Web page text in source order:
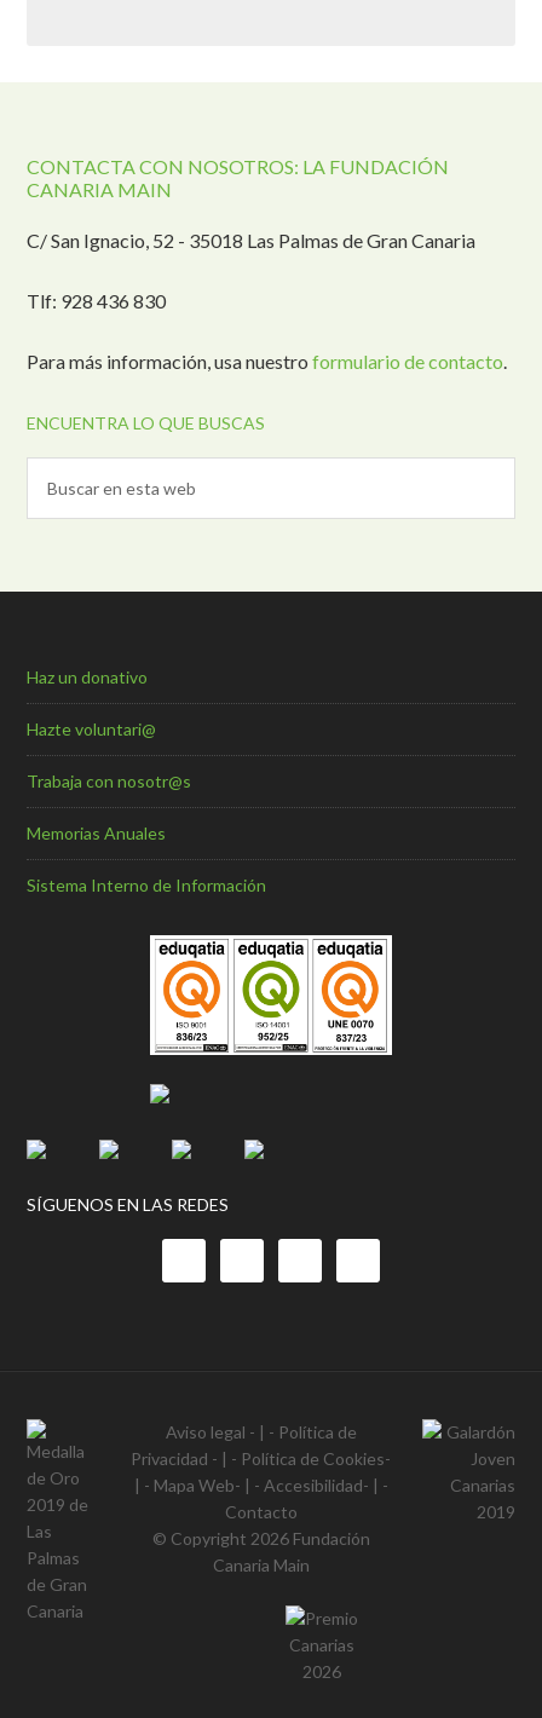
CONTACTA CON NOSOTROS: LA FUNDACIÓN
CANARIA MAIN
C/ San Ignacio, 52 - 35018 Las Palmas de Gran Canaria
Tlf: 928 436 830
Para más información, usa nuestroformulario de contacto.
ENCUENTRA LO QUE BUSCAS
Haz un donativo
Hazte voluntari@
Trabaja con nosotr@s
Memorias Anuales
Sistema Interno de Información
SÍGUENOS EN LAS REDES
Aviso legal - | - Política de
Privacidad - | - Política de Cookies-
| - Mapa Web- | - Accesibilidad- | -
Contacto
© Copyright 2026 Fundación
Canaria Main